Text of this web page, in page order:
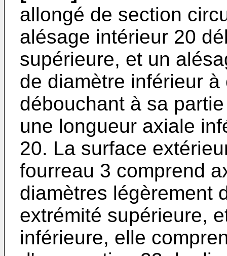
allongé de section
alésage intérieur 20
supérieure, et un
de diamètre inférieur
débouchant à sa
une longueur axiale
20. La surface
fourreau 3 comprend
diamètres légèrement
extrémité supérieure,
inférieure, elle